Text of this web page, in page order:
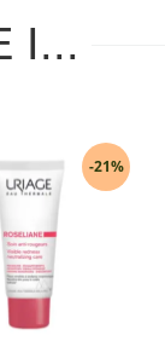
I...
-21%